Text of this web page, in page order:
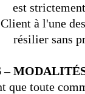
est
à l'une
résilier sans
–
que toute